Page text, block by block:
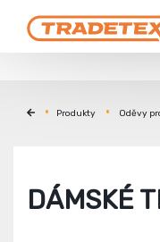
Produkty Oděvy
DÁMSKÉ